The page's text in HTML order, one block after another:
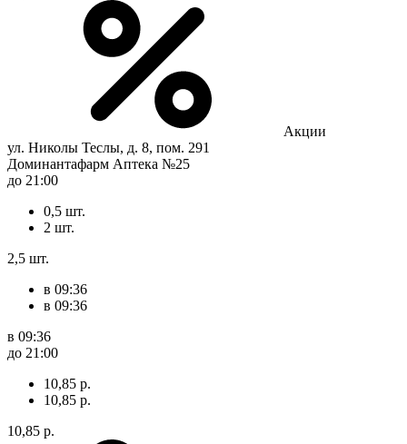
Акции
ул. Николы Теслы, д. 8, пом. 291
Доминантафарм Аптека №25
до 21:00
0,5 шт.
2 шт.
2,5 шт.
в 09:36
в 09:36
в 09:36
до 21:00
10,85 р.
10,85 р.
10,85 р.